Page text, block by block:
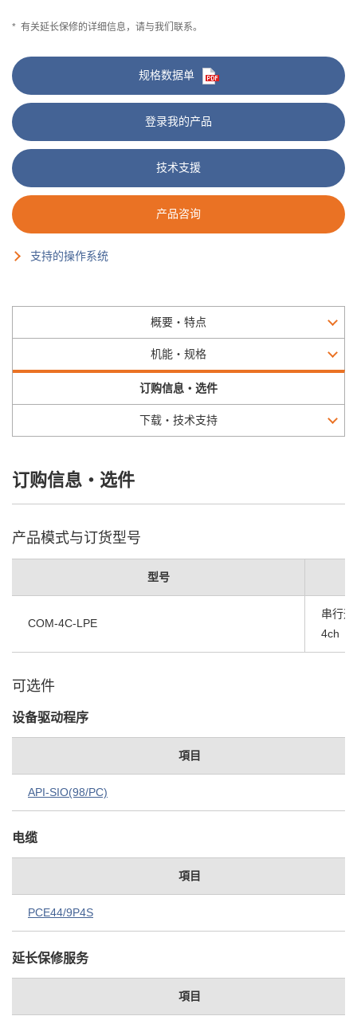
* 有关延长保修的详细信息，请与我们联系。
规格数据单
登录我的产品
技术支援
产品咨询
支持的操作系统
概要・特点
机能・规格
订购信息・选件
下载・技术支持
订购信息・选件
产品模式与订货型号
型号
COM-4C-LPE
串行
4ch
可选件
设备驱动程序
項目
API-SIO(98/PC)
电缆
項目
PCE44/9P4S
延长保修服务
項目